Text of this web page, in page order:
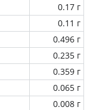
0.17 г
0.11 г
0.496 г
0.235 г
0.359 г
0.065 г
0.008 г